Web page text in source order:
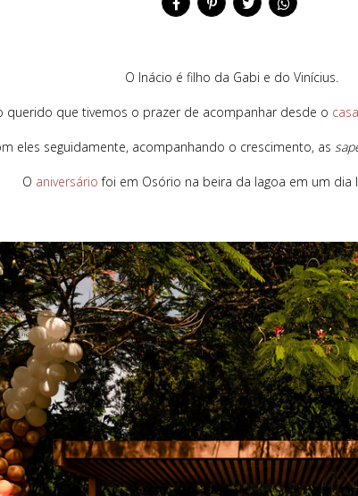
O Inácio é filho da Gabi e do Vinícius.
querido que tivemos o prazer de acompanhar desde o
eles seguidamente, acompanhando o crescimento, as
O aniversário foi em Osório na beira da lagoa em um dia